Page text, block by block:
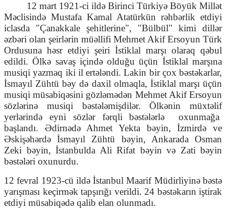
12 mart 1921-ci ildə Birinci Türkiyə Böyük Millət
Məclisində Mustafa Kamal Atatürkün rəhbərlik etdiyi
iclasda "Çanakkale şehitlerine", "Bülbül" kimi dillər
əzbəri olan şeirlərin müəllifi Mehmet Akif Ersoyun Türk
Ordusuna həsr etdiyi şeiri İstiklal marşı olaraq qəbul
edildi. Ölkə savaş içində olduğu üçün İstiklal marşına
musiqi yazmaq iki il ertələndi. Lakin bir çox bəstəkarlar,
İsmayıl Zühtü bəy də daxil olmaqla, İstiklal marşı üçün
musiqi müsabiqəsini gözləmədən Mehmet Akif Ersoyun
sözlərinə musiqi bəstələmişdilər. Ölkənin müxtəlif
yerlərində eyni sözlər fərqli bəstələrlə
oxunmağa
başlandı. Ədirnədə Ahmet Yekta bəyin, İzmirdə ve
Əskişəhərdə İsmayıl Zühtü bəyin, Ankarada Osman
Zeki bəyin, İstanbulda Ali Rifat bəyin və Zati bəyin
bəstələri oxunurdu.
12 fevral 1923-cü ildə İstanbul Maarif Müdirliyinə bəstə
yarışması keçirmək tapşırığı verildi. 24 bəstəkarın iştirak
etdiyi müsabiqədə qalib elan olunmadı.